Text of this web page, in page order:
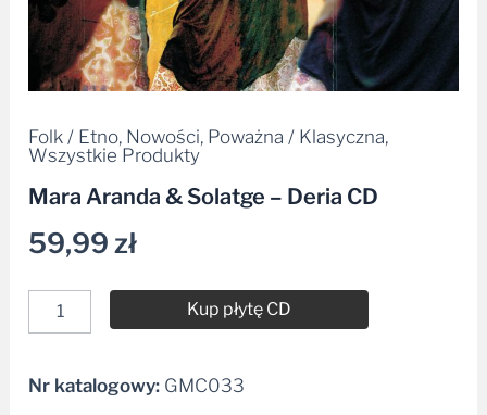
Folk / Etno, Nowości, Poważna / Klasyczna,
Wszystkie Produkty
Mara Aranda & Solatge – Deria CD
59,99zł
Kup płytę CD
Alternative:
Nr katalogowy: GMC033